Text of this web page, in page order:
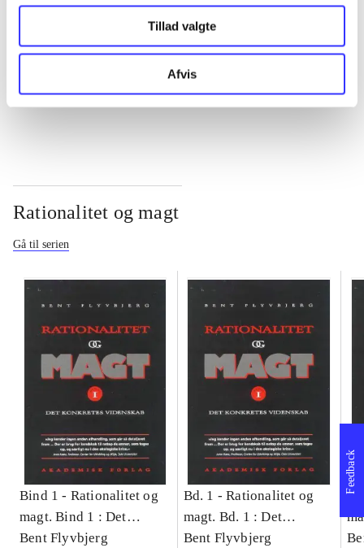
Tillad valgte
Afvis
Rationalitet og magt
Gå til serien
Bind 1 - Rationalitet og
magt. Bind 1 : Det
konkretes videnskab
Bent Flyvbjerg
Bd. 1 -Rationalitet og
magt. Bd. 1 : Det
konkretes videnskab
Bent Flyvbjerg
Feedback